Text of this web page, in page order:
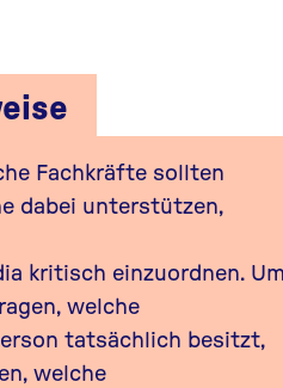
Fachkräfte sollten
dabei unterstützen,
kritisch einzuordnen.
welche
tatsächlich besitzt,
welche